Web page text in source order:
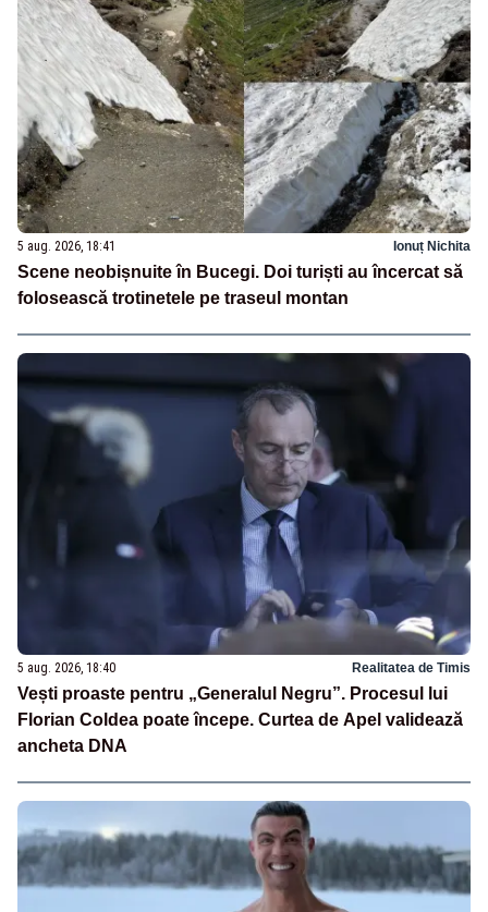
5 aug. 2026, 18:41 Ionuț Nichita
Scene neobișnuite în Bucegi. Doi turiști au încercat să
folosească trotinetele pe traseul montan
5 aug. 2026, 18:40 Realitatea de Timis
Vești proaste pentru „Generalul Negru”. Procesul lui
Florian Coldea poate începe. Curtea de Apel validează
ancheta DNA